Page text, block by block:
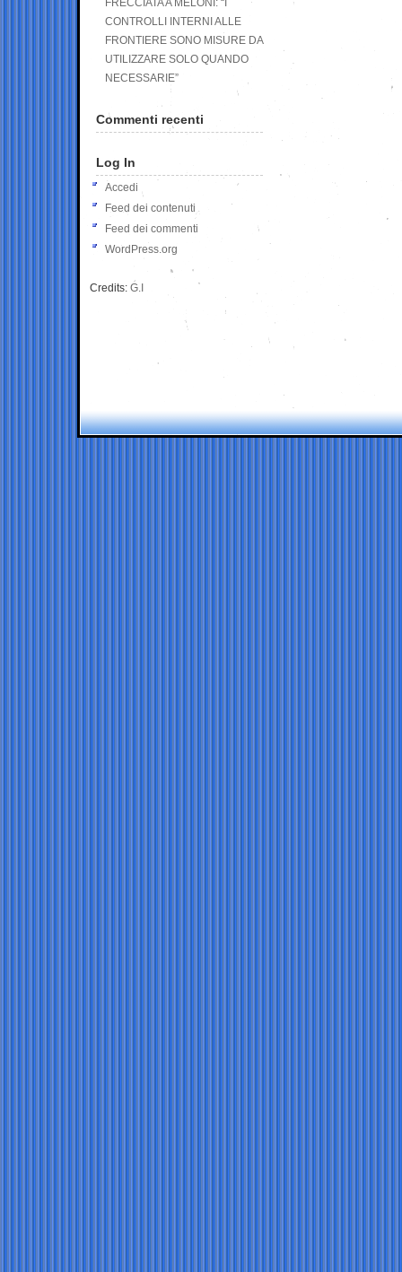
FRECCIATA A MELONI: “I
CONTROLLI INTERNI ALLE
FRONTIERE SONO MISURE DA
UTILIZZARE SOLO QUANDO
NECESSARIE”
Commenti recenti
Log In
Accedi
Feed dei contenuti
Feed dei commenti
WordPress.org
Credits: G.I